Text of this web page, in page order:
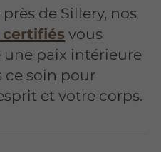
de Sillery, nos
certifiés vous
paix intérieure
ce soin pour
et votre corps.